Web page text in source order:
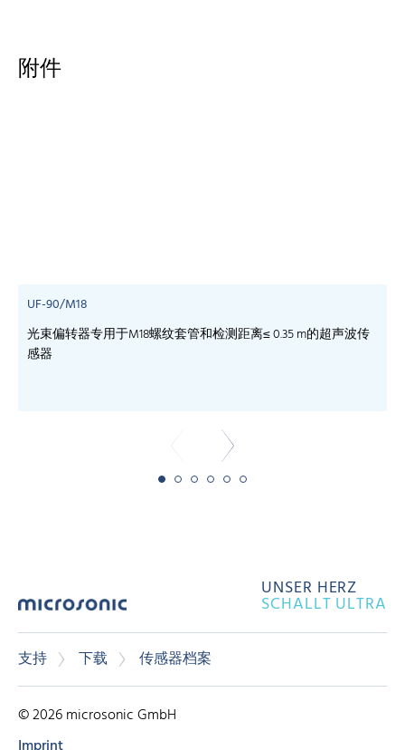
附件
UF-90/M18
光束偏转器专用于M18螺纹套管和检测距离≤ 0.35 m的超声波传
感器
UNSER HERZ
SCHALLT ULTRA
支持 下载 传感器档案
© 2026 microsonic GmbH